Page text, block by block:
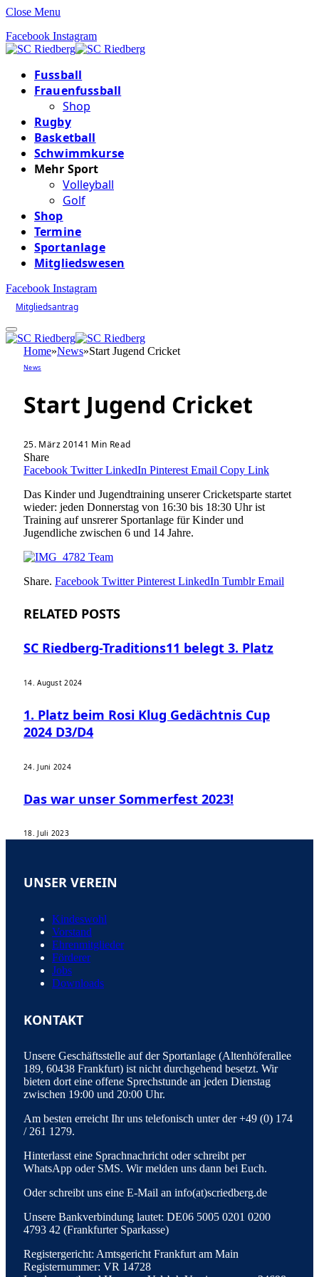
Close Menu
Facebook Instagram
Fussball
Frauenfussball
Shop
Rugby
Basketball
Schwimmkurse
Mehr Sport
Volleyball
Golf
Shop
Termine
Sportanlage
Mitgliedswesen
Facebook Instagram
Mitgliedsantrag
Home»News»Start Jugend Cricket
News
Start Jugend Cricket
25. März 20141 Min Read
Share
Facebook Twitter LinkedIn Pinterest Email Copy Link
Das Kinder und Jugendtraining unserer Cricketsparte startet
wieder: jeden Donnerstag von 16:30 bis 18:30 Uhr ist
Training auf unsrerer Sportanlage für Kinder und
Jugendliche zwischen 6 und 14 Jahre.
Share. Facebook Twitter Pinterest LinkedIn Tumblr Email
RELATED POSTS
SC Riedberg-Traditions11 belegt 3. Platz
14. August 2024
1. Platz beim Rosi Klug Gedächtnis Cup
2024 D3/D4
24. Juni 2024
Das war unser Sommerfest 2023!
18. Juli 2023
UNSER VEREIN
Kindeswohl
Vorstand
Ehrenmitglieder
Förderer
Jobs
Downloads
KONTAKT
Unsere Geschäftsstelle auf der Sportanlage (Altenhöferallee
189, 60438 Frankfurt) ist nicht durchgehend besetzt. Wir
bieten dort eine offene Sprechstunde an jeden Dienstag
zwischen 19:00 und 20:00 Uhr.
Am besten erreicht Ihr uns telefonisch unter der +49 (0) 174
/ 261 1279.
Hinterlasst eine Sprachnachricht oder schreibt per
WhatsApp oder SMS. Wir melden uns dann bei Euch.
Oder schreibt uns eine E-Mail an info(at)scriedberg.de
Unsere Bankverbindung lautet: DE06 5005 0201 0200
4793 42 (Frankfurter Sparkasse)
Registergericht: Amtsgericht Frankfurt am Main
Registernummer: VR 14728